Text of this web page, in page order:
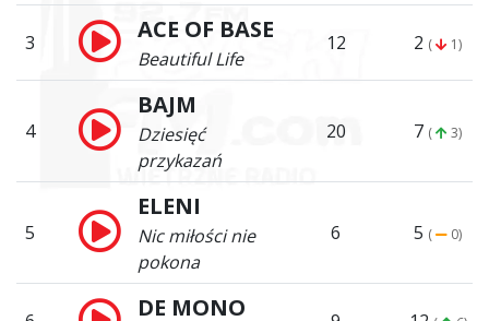
3 ACE OF BASE
Beautiful Life
12 2 ( 1)
4
BAJM
Dziesięć
przykazań
20 7 ( 3)
5
ELENI
Nic miłości nie
pokona
6 5 ( 0)
DE MONO